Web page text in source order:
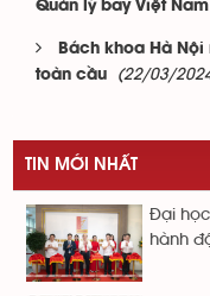
Quản lý bay Việt Nam
Bách khoa Hà
toàn cầu
(22/03/
TIN MỚI NHẤT
Đại học
hành